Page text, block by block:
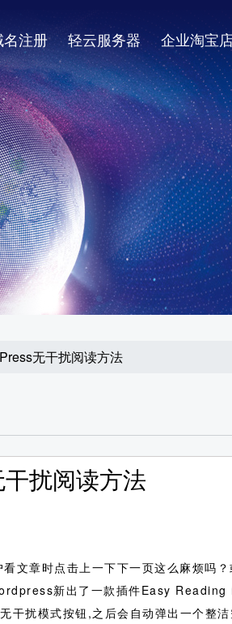
名注册 轻云服务器 企业淘宝
无干扰阅读方法
扰阅读方法
文章时点击上一下下一页这么麻烦吗
新出了一款插件Easy Reading
干扰模式按钮,之后会自动弹出一个整